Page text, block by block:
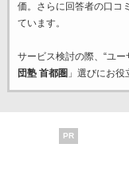
価。さらに回答者の口コ
ています。
サービス検討の際、“ユ
団塾 首都圏 」選びにお役
PR